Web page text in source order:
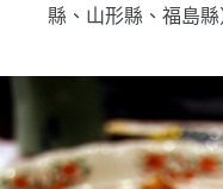
縣、山形縣、福島縣